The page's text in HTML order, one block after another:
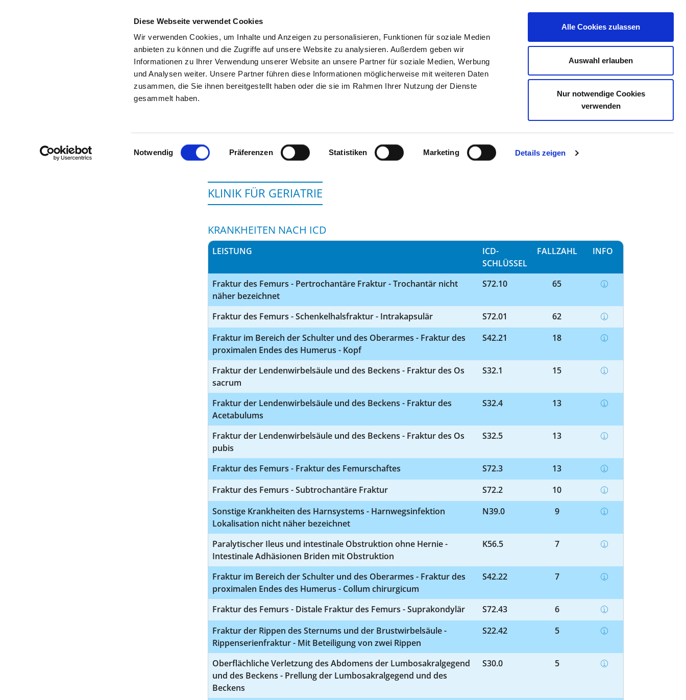
Diese Webseite verwendet Cookies
Wir verwenden Cookies, um Inhalte und Anzeigen zu personalisieren, Funktionen für soziale Medien
anbieten zu können und die Zugriffe auf unsere Website zu analysieren. Außerdem geben wir
Informationen zu Ihrer Verwendung unserer Website an unsere Partner für soziale Medien, Werbung
und Analysen weiter. Unsere Partner führen diese Informationen möglicherweise mit weiteren Daten
zusammen, die Sie ihnen bereitgestellt haben oder die sie im Rahmen Ihrer Nutzung der Dienste
gesammelt haben.
Einwilligungsauswahl
Notwendig Präferenzen Statistiken Marketing Details zeigen
Alle Cookies zulassen
Auswahl erlauben
Nur notwendige Cookies
verwenden
SUCHEN TIPPS & HILFE DAS DKV STELLENBÖRSE KONTAKT IHRE MEINUNG
Startseite der Fachabteilung
KLINIK FÜR GERIATRIE
KRANKHEITEN NACH ICD
LEISTUNG
ICD-
SCHLÜSSEL
FALLZAHL INFO
Fraktur des Femurs - Pertrochantäre Fraktur - Trochantär nicht
näher bezeichnet
S72.10 65
Fraktur des Femurs - Schenkelhalsfraktur - Intrakapsulär S72.01
62
Fraktur im Bereich der Schulter und des Oberarmes - Fraktur des
proximalen Endes des Humerus - Kopf
S42.21 18
Fraktur der Lendenwirbelsäule und des Beckens - Fraktur des Os
sacrum
S32.1 15
Fraktur der Lendenwirbelsäule und des Beckens - Fraktur des
Acetabulums
S32.4 13
Fraktur der Lendenwirbelsäule und des Beckens - Fraktur des Os
pubis
S32.5 13
Fraktur des Femurs - Fraktur des Femurschaftes S72.3
13
Fraktur des Femurs - Subtrochantäre Fraktur
S72.2
10
Sonstige Krankheiten des Harnsystems - Harnwegsinfektion
Lokalisation nicht näher bezeichnet
N39.0 9
Paralytischer Ileus und intestinale Obstruktion ohne Hernie -
Intestinale Adhäsionen Briden mit Obstruktion
K56.5 7
Fraktur im Bereich der Schulter und des Oberarmes - Fraktur des
proximalen Endes des Humerus - Collum chirurgicum
S42.22 7
Fraktur des Femurs - Distale Fraktur des Femurs - Suprakondylär S72.43
6
Fraktur der Rippen des Sternums und der Brustwirbelsäule -
Rippenserienfraktur - Mit Beteiligung von zwei Rippen
S22.42 5
Oberflächliche Verletzung des Abdomens der Lumbosakralgegend
und des Beckens - Prellung der Lumbosakralgegend und des
Beckens
S30.0 5